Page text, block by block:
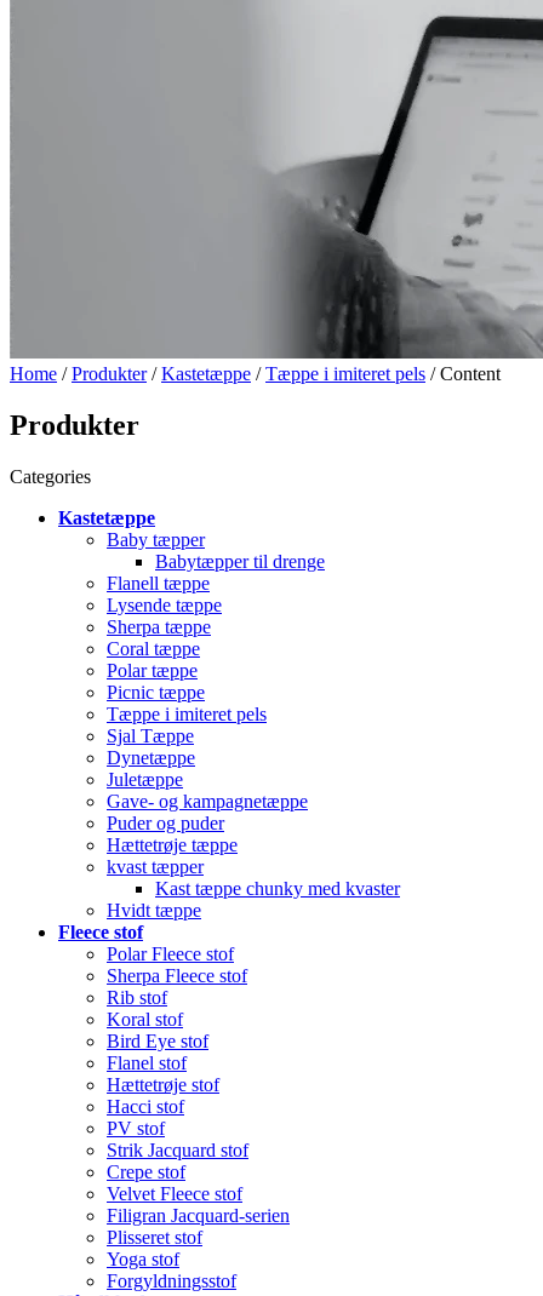
Home /Produkter/Kastetæppe /Tæppe i imiteret pels / Content
Produkter
Categories
Kastetæppe
Baby tæpper
Babytæpper til drenge
Flanell tæppe
Lysende tæppe
Sherpa tæppe
Coral tæppe
Polar tæppe
Picnic tæppe
Tæppe i imiteret pels
Sjal Tæppe
Dynetæppe
Juletæppe
Gave- og kampagnetæppe
Puder og puder
Hættetrøje tæppe
kvast tæpper
Kast tæppe chunky med kvaster
Hvidt tæppe
Fleece stof
Polar Fleece stof
Sherpa Fleece stof
Rib stof
Koral stof
Bird Eye stof
Flanel stof
Hættetrøje stof
Hacci stof
PV stof
Strik Jacquard stof
Crepe stof
Velvet Fleece stof
Filigran Jacquard-serien
Plisseret stof
Yoga stof
Forgyldningsstof